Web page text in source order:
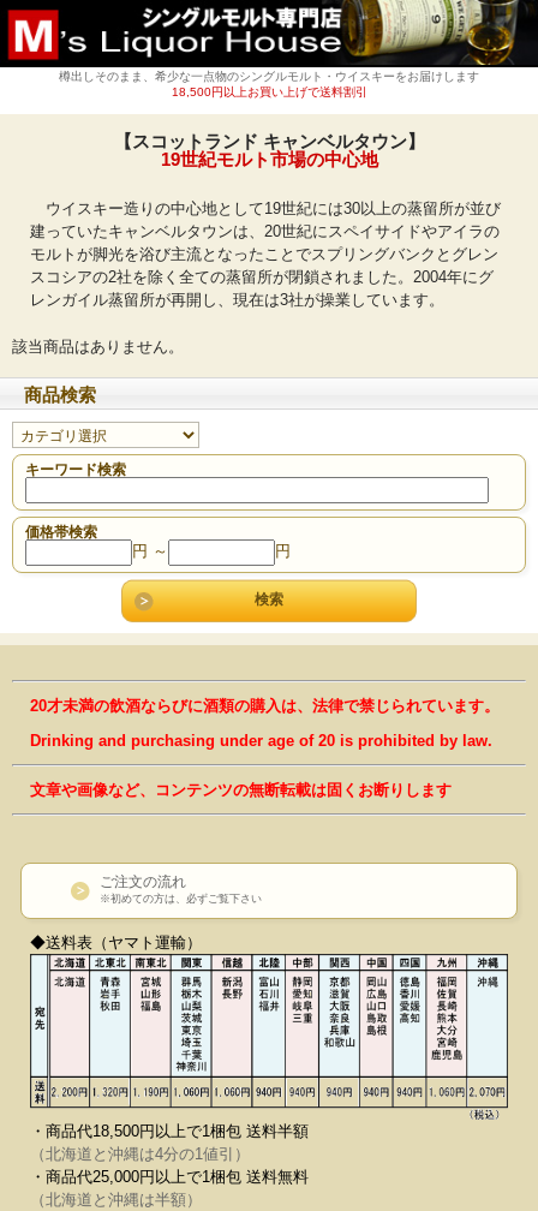
樽出しそのまま、希少な一点物のシングルモルト・ウイスキーをお届けします
18,500円以上お買い上げで送料割引
【スコットランド キャンベルタウン】
19世紀モルト市場の中心地
ウイスキー造りの中心地として19世紀には30以上の蒸留所が並び
建っていたキャンベルタウンは、20世紀にスペイサイドやアイラの
モルトが脚光を浴び主流となったことでスプリングバンクとグレン
スコシアの2社を除く全ての蒸留所が閉鎖されました。2004年にグ
レンガイル蒸留所が再開し、現在は3社が操業しています。
該当商品はありません。
商品検索
キーワード検索
価格帯検索
円 ～ 円
20才未満の飲酒ならびに酒類の購入は、法律で禁じられています。
Drinking and purchasing under age of 20 is prohibited by law.
文章や画像など、コンテンツの無断転載は固くお断りします
ご注文の流れ
※初めての方は、必ずご覧下さい
◆送料表（ヤマト運輸）
・商品代18,500円以上で1梱包 送料半額
（北海道と沖縄は4分の1値引）
・商品代25,000円以上で1梱包 送料無料
（北海道と沖縄は半額）